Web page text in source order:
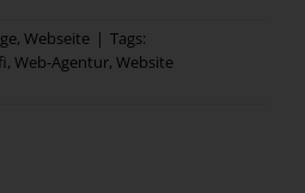
, Webseite | Tags:
, Web-Agentur, Website